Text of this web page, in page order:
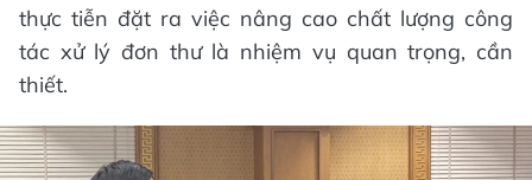
thực tiễn đặt ra việc nâng cao chất lượng công
tác xử lý đơn thư là nhiệm vụ quan trọng, cần
thiết.